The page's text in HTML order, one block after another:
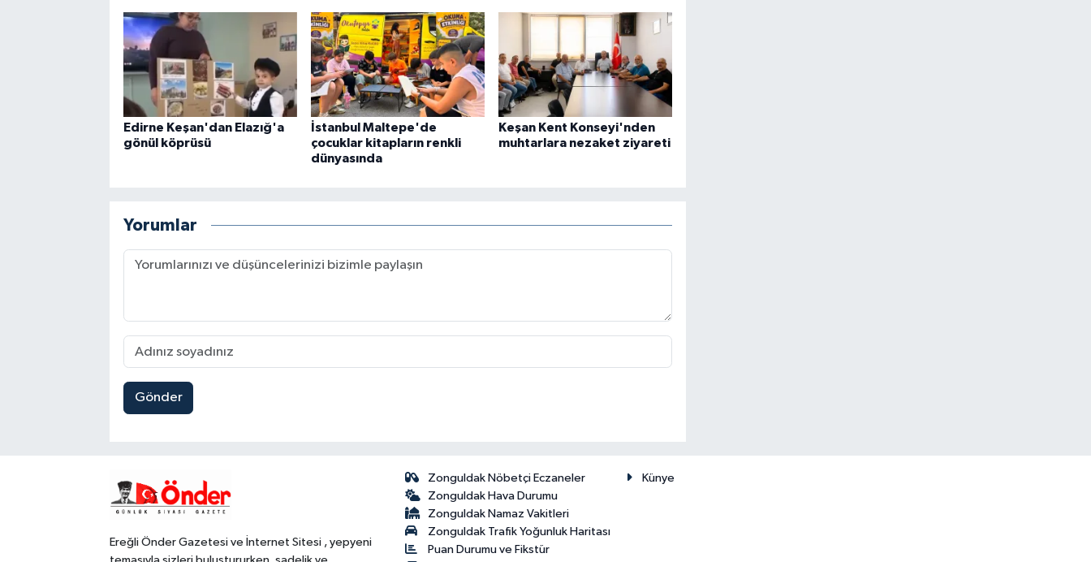
Edirne Keşan'dan Elazığ'a
gönül köprüsü
İstanbul Maltepe'de
çocuklar kitapların renkli
dünyasında
Keşan Kent Konseyi'nden
muhtarlara nezaket ziyareti
Yorumlar
Gönder
Ereğli Önder Gazetesi ve İnternet Sitesi , yepyeni
temasıyla sizleri buluştururken, sadelik ve
Zonguldak Nöbetçi Eczaneler
Zonguldak Hava Durumu
Zonguldak Namaz Vakitleri
Zonguldak Trafik Yoğunluk Haritası
Puan Durumu ve Fikstür
Künye